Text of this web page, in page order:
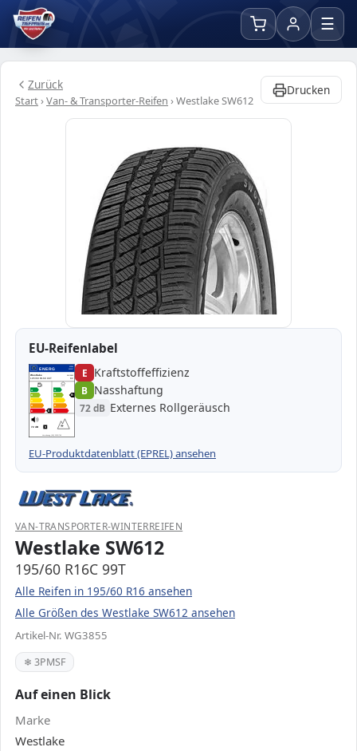
☰
Zurück
Start›Van- & Transporter-Reifen ›Westlake SW612
Drucken
EU-Reifenlabel
ENERG 463357
Westlake WG3855
195/60 R16C 99T C2
A
B
C
D
E
E
A
B
B
C
D
E
72 dB B
Verordnung (EU) 2020/740
E Kraftstoffeffizienz
B Nasshaftung
72 dB Externes Rollgeräusch
EU-Produktdatenblatt (EPREL) ansehen
VAN-TRANSPORTER-WINTERREIFEN
Westlake SW612
195/60 R16C 99T
Alle Reifen in 195/60 R16 ansehen
Alle Größen des Westlake SW612 ansehen
Artikel-Nr. WG3855
❄ 3PMSF
Auf einen Blick
Marke
Westlake